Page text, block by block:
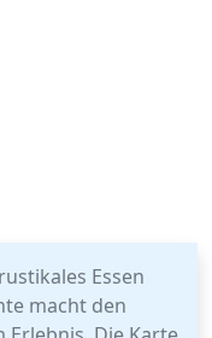
Essen
macht den